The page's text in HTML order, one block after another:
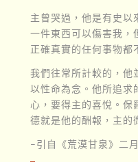
主曾哭過，他是有史以
一件東西可以傷害我，
正確真實的任何事物都
我們往常所計較的，他
以性命為念。他所追求
心，要得主的喜悅。保
德就是他的酬報，主的
–引自《荒漠甘泉》二